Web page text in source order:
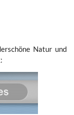
Natur und